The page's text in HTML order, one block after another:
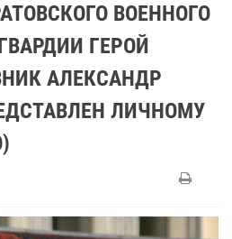
ВОЕННОГО
ГЕРОЙ
АЛЕКСАНДР
ЛИЧНОМУ